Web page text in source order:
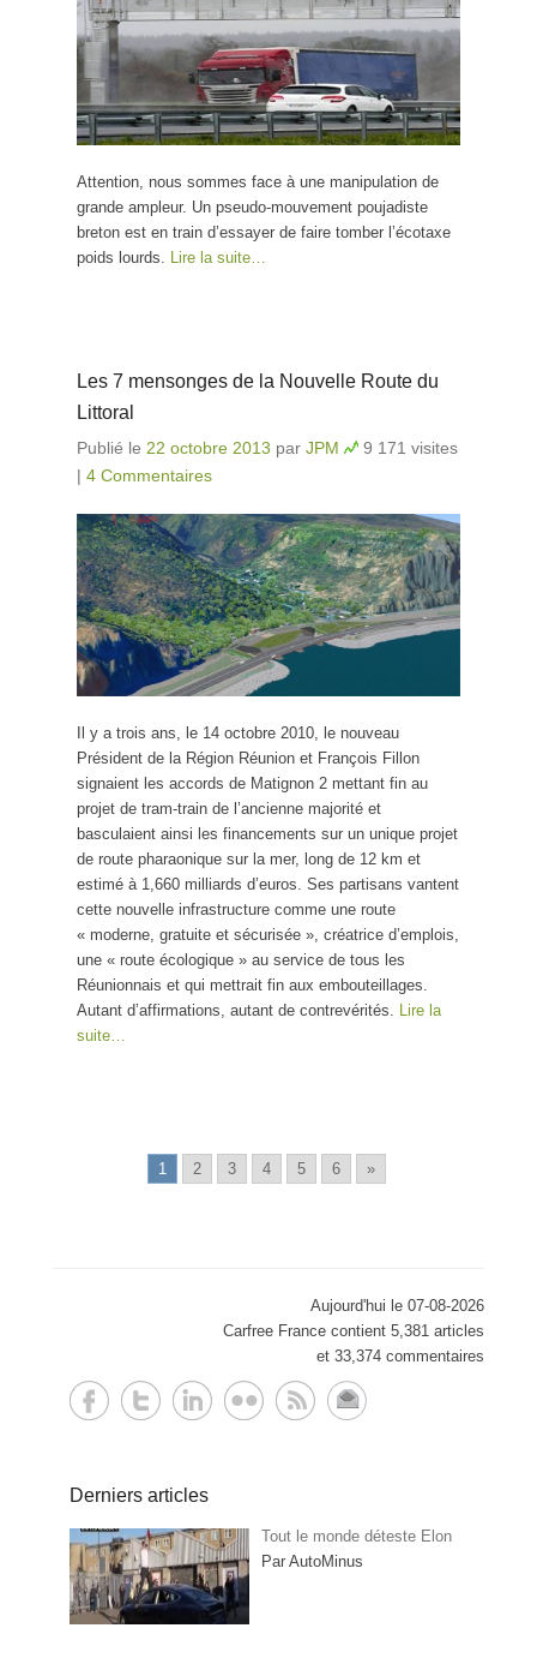
Attention, nous sommes face à une manipulation de
grande ampleur. Un pseudo-mouvement poujadiste
breton est en train d’essayer de faire tomber l’écotaxe
poids lourds. Lire la suite…
Les 7 mensonges de la Nouvelle Route du
Littoral
Publié le 22 octobre 2013 par JPM
9 171 visites
| 4 Commentaires
Il y a trois ans, le 14 octobre 2010, le nouveau
Président de la Région Réunion et François Fillon
signaient les accords de Matignon 2 mettant fin au
projet de tram-train de l’ancienne majorité et
basculaient ainsi les financements sur un unique projet
de route pharaonique sur la mer, long de 12 km et
estimé à 1,660 milliards d’euros. Ses partisans vantent
cette nouvelle infrastructure comme une route
« moderne, gratuite et sécurisée », créatrice d’emplois,
une « route écologique » au service de tous les
Réunionnais et qui mettrait fin aux embouteillages.
Autant d’affirmations, autant de contrevérités. Lire la
suite…
1 2 3 4 5 6 »
Aujourd'hui le 07-08-2026
Carfree France contient 5,381 articles
et 33,374 commentaires
Derniers articles
Tout le monde déteste Elon
Par AutoMinus